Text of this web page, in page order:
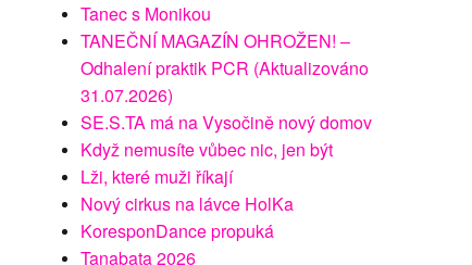
Tanec s Monikou
TANEČNÍ MAGAZÍN OHROŽEN! –
Odhalení praktik PCR (Aktualizováno
31.07.2026)
SE.S.TA má na Vysočině nový domov
Když nemusíte vůbec nic, jen být
Lži, které muži říkají
Nový cirkus na lávce HolKa
KoresponDance propuká
Tanabata 2026